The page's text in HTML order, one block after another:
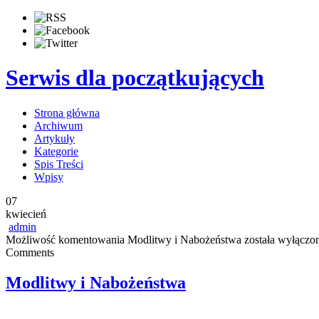
Serwis dla początkujących
Strona główna
Archiwum
Artykuły
Kategorie
Spis Treści
Wpisy
07
kwiecień
admin
Możliwość komentowania Modlitwy i Nabożeństwa została
Comments
Modlitwy i Nabożeństwa